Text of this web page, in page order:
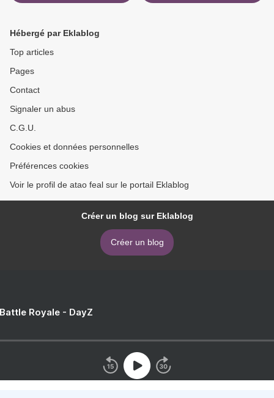
Hébergé par Eklablog
Top articles
Pages
Contact
Signaler un abus
C.G.U.
Cookies et données personnelles
Préférences cookies
Voir le profil de atao feal sur le portail Eklablog
Créer un blog sur Eklablog
Créer un blog
Royale - DayZ